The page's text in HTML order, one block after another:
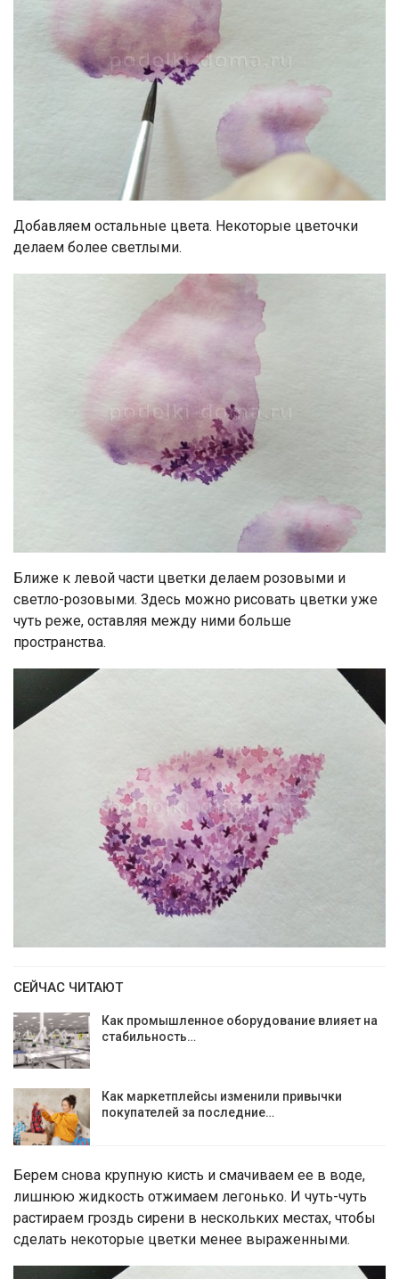
Добавляем остальные цвета. Некоторые цветочки
делаем более светлыми.
Ближе к левой части цветки делаем розовыми и
светло-розовыми. Здесь можно рисовать цветки уже
чуть реже, оставляя между ними больше
пространства.
СЕЙЧАС ЧИТАЮТ
Как промышленное оборудование влияет на
стабильность…
Как маркетплейсы изменили привычки
покупателей за последние…
Берем снова крупную кисть и смачиваем ее в воде,
лишнюю жидкость отжимаем легонько. И чуть-чуть
растираем гроздь сирени в нескольких местах, чтобы
сделать некоторые цветки менее выраженными.